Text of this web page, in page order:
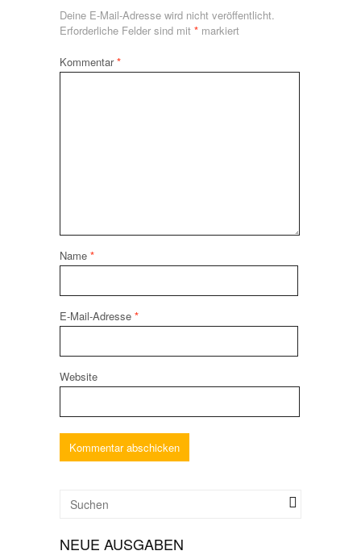
Deine E-Mail-Adresse wird nicht veröffentlicht.
Erforderliche Felder sind mit * markiert
Kommentar*
Name *
E-Mail-Adresse *
Website
NEUE AUSGABEN